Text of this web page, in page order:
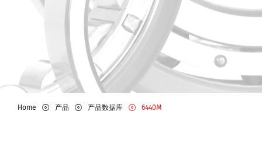
Home 产品 产品数据库 6440M